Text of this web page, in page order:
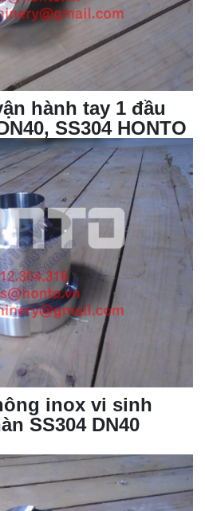
hành tay 1 đầu
SS304 HONTO
inox vi sinh
SS304 DN40